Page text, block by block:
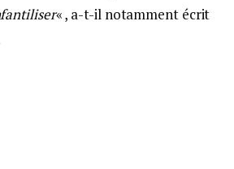
« , a-t-il notamment écrit